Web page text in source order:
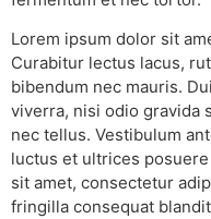
Lorem ipsum dolor sit
Curabitur lectus lacus,
bibendum nec mauris.
viverra, nisi odio gravida
nec tellus. Vestibulum
luctus et ultrices
sit amet, consectetur
fringilla consequat